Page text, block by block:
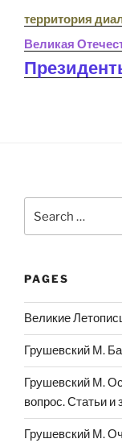
территория
Великая
for:
PAGES
Великие
Грушевский М.
Грушевский М.
вопрос. Статьи
Грушевский М.